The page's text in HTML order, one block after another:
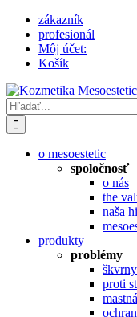
Skip
content
zákazník
profesionál
Môj účet:
Košík
Hľadať:
o mesoestetic
spoločnosť
o nás
the
naša
produkty
problémy
proti